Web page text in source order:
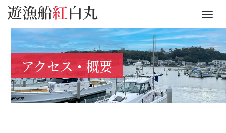
M
e
n
u
アクセス・概要